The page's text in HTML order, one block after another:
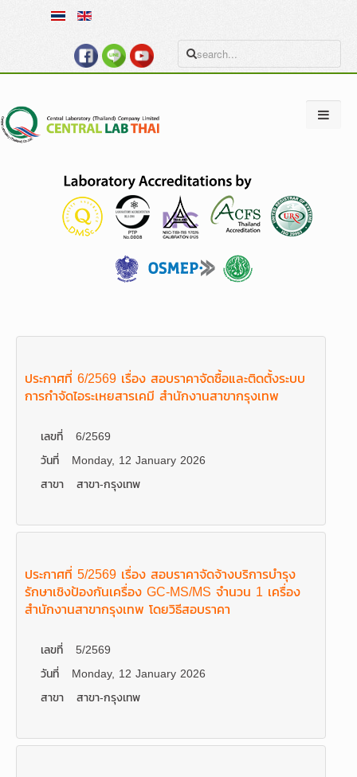
ประกาศที่ 6/2569 เรื่อง สอบราคาจัดซื้อและติดตั้งระบบ
การกำจัดไอระเหยสารเคมี สำนักงานสาขากรุงเทพ
เลขที่
6/2569
วันที่
Monday, 12 January 2026
สาขา
สาขา-กรุงเทพ
ประกาศที่ 5/2569 เรื่อง สอบราคาจัดจ้างบริการบำรุง
รักษาเชิงป้องกันเครื่อง GC-MS/MS จำนวน 1 เครื่อง
สำนักงานสาขากรุงเทพ โดยวิธีสอบราคา
เลขที่
5/2569
วันที่
Monday, 12 January 2026
สาขา
สาขา-กรุงเทพ